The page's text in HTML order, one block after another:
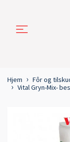
Hjem Fôr og
Vital Gryn-Mix-